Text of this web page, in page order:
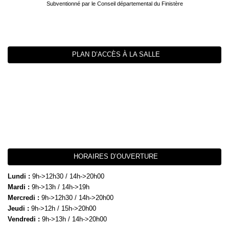
Subventionné par le Conseil départemental du Finistère
PLAN D’ACCÈS À LA SALLE
HORAIRES D’OUVERTURE
Lundi : 9h->12h30 / 14h->20h00
Mardi : 9h->13h / 14h->19h
Mercredi : 9h->12h30 / 14h->20h00
Jeudi : 9h->12h / 15h->20h00
Vendredi : 9h->13h / 14h->20h00